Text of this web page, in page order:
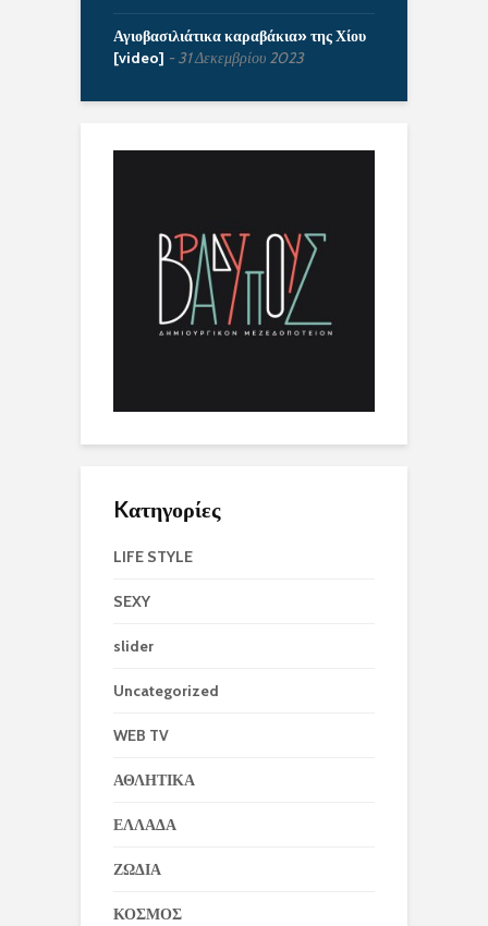
Αγιοβασιλιάτικα καραβάκια» της Χίου
[video]
31 Δεκεμβρίου 2023
Kατηγορίες
LIFE STYLE
SEXY
slider
Uncategorized
WEB TV
ΑΘΛΗΤΙΚΑ
ΕΛΛΑΔΑ
ΖΩΔΙΑ
ΚΟΣΜΟΣ